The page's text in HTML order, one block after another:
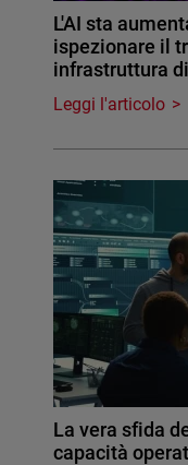
L'AI sta
ispezionare il
infrastruttura
Leggi l'articolo
La vera sfida
capacità